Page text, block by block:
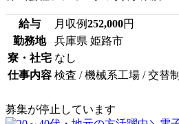
給与 月収例252,000円
勤務地
兵庫県 姫路市
寮・社宅 なし
仕事内容 検査 / 機械系工場 / 交替制
募集が停止しています